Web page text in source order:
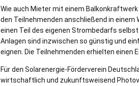
Wie auch Mieter mit einem
den Teilnehmenden anschließend in
einen Teil des eigenen Strombedarfs
Anlagen sind inzwischen so günstig und
eignen. Die Teilnehmenden erhielten einen
Für den Solarenergie-Förderverein
wirtschaftlich und zukunftsweisend